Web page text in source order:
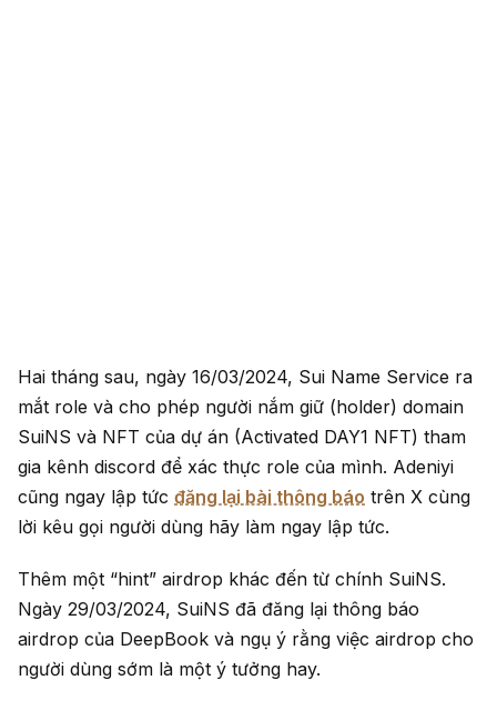
Hai tháng sau, ngày 16/03/2024, Sui Name Service ra
mắt role và cho phép người nắm giữ (holder) domain
SuiNS và NFT của dự án (Activated DAY1 NFT) tham
gia kênh discord để xác thực role của mình. Adeniyi
cũng ngay lập tức đăng lại bài thông báo trên X cùng
lời kêu gọi người dùng hãy làm ngay lập tức.
Thêm một “hint” airdrop khác đến từ chính SuiNS.
Ngày 29/03/2024, SuiNS đã đăng lại thông báo
airdrop của DeepBook và ngụ ý rằng việc airdrop cho
người dùng sớm là một ý tưởng hay.